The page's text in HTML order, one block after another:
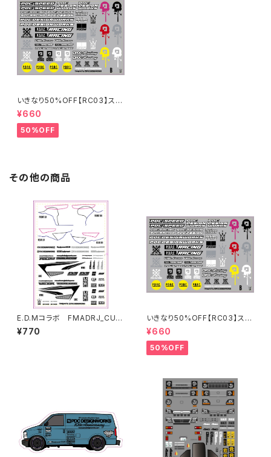
いきなり50%OFF【RC03】スポ
ンサーステッカーB 2024
¥660
50%OFF
その他の商品
E.D.Mコラボ FMADRJ_CUT_
STICKER SHEET[DUALRIG
DE]
¥770
いきなり50%OFF【RC03】スポ
ンサーステッカーB 2024
¥660
50%OFF